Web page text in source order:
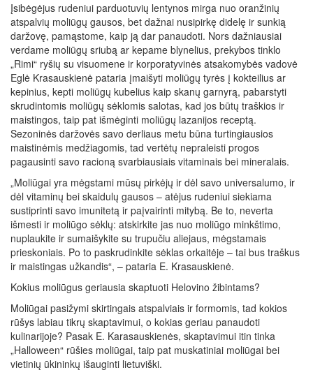
Įsibėgėjus rudeniui parduotuvių lentynos mirga nuo oranžinių
atspalvių moliūgų gausos, bet dažnai nusipirkę didelę ir sunkią
daržovę, pamąstome, kaip ją dar panaudoti. Nors dažniausiai
verdame moliūgų sriubą ar kepame blynelius, prekybos tinklo
„Rimi“ ryšių su visuomene ir korporatyvinės atsakomybės vadovė
Eglė Krasauskienė pataria įmaišyti moliūgų tyrės į kokteilius ar
kepinius, kepti moliūgų kubelius kaip skanų garnyrą, pabarstyti
skrudintomis moliūgų sėklomis salotas, kad jos būtų traškios ir
maistingos, taip pat išmėginti moliūgų lazanijos receptą.
Sezoninės daržovės savo derliaus metu būna turtingiausios
maistinėmis medžiagomis, tad vertėtų nepraleisti progos
pagausinti savo racioną svarbiausiais vitaminais bei mineralais.
„Moliūgai yra mėgstami mūsų pirkėjų ir dėl savo universalumo, ir
dėl vitaminų bei skaidulų gausos – atėjus rudeniui siekiama
sustiprinti savo imunitetą ir paįvairinti mitybą. Be to, neverta
išmesti ir moliūgo sėklų: atskirkite jas nuo moliūgo minkštimo,
nuplaukite ir sumaišykite su trupučiu aliejaus, mėgstamais
prieskoniais. Po to paskrudinkite sėklas orkaitėje – tai bus traškus
ir maistingas užkandis“, – pataria E. Krasauskienė.
Kokius moliūgus geriausia skaptuoti Helovino žibintams?
Moliūgai pasižymi skirtingais atspalviais ir formomis, tad kokios
rūšys labiau tikrų skaptavimui, o kokias geriau panaudoti
kulinarijoje? Pasak E. Karasauskienės, skaptavimui itin tinka
„Halloween“ rūšies moliūgai, taip pat muskatiniai moliūgai bei
vietinių ūkininkų išauginti lietuviški.